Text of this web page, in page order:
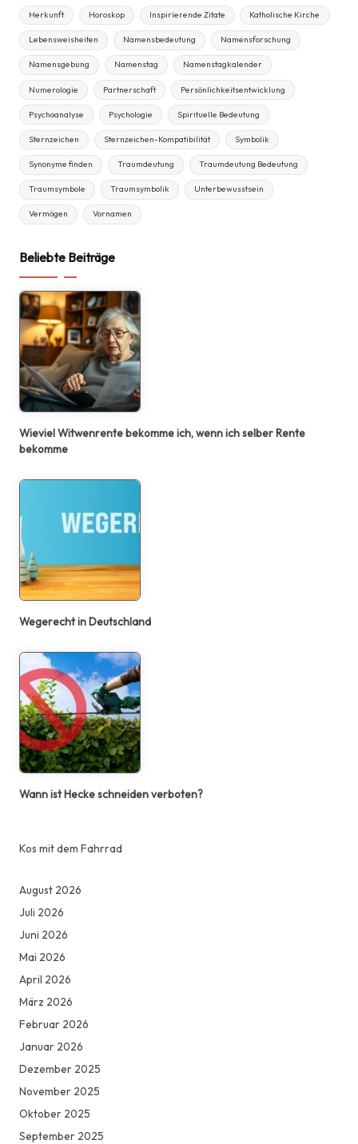
Herkunft Horoskop Inspirierende Zitate Katholische Kirche
Lebensweisheiten Namensbedeutung Namensforschung
Namensgebung Namenstag Namenstagkalender
Numerologie Partnerschaft Persönlichkeitsentwicklung
Psychoanalyse Psychologie Spirituelle Bedeutung
Sternzeichen Sternzeichen-Kompatibilität Symbolik
Synonyme finden Traumdeutung Traumdeutung Bedeutung
Traumsymbole Traumsymbolik Unterbewusstsein
Vermögen Vornamen
Beliebte Beiträge
Wieviel Witwenrente bekomme ich, wenn ich selber Rente
bekomme
Wegerecht in Deutschland
Wann ist Hecke schneiden verboten?
Kos mit dem Fahrrad
August 2026
Juli 2026
Juni 2026
Mai 2026
April 2026
März 2026
Februar 2026
Januar 2026
Dezember 2025
November 2025
Oktober 2025
September 2025